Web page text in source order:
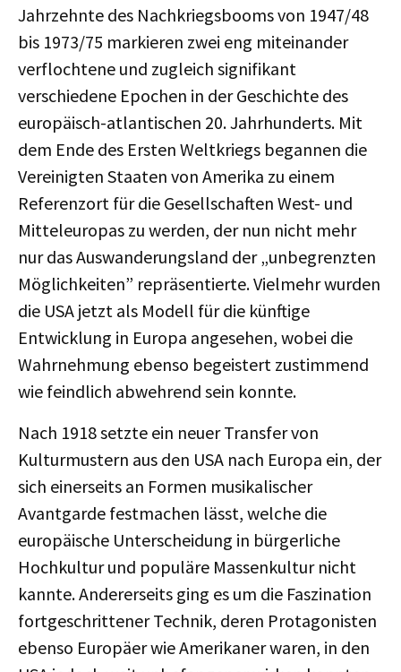
Jahrzehnte des Nachkriegsbooms von 1947/48
bis 1973/75 markieren zwei eng miteinander
verflochtene und zugleich signifikant
verschiedene Epochen in der Geschichte des
europäisch-atlantischen 20. Jahrhunderts. Mit
dem Ende des Ersten Weltkriegs begannen die
Vereinigten Staaten von Amerika zu einem
Referenzort für die Gesellschaften West- und
Mitteleuropas zu werden, der nun nicht mehr
nur das Auswanderungsland der „unbegrenzten
Möglichkeiten” repräsentierte. Vielmehr wurden
die USA jetzt als Modell für die künftige
Entwicklung in Europa angesehen, wobei die
Wahrnehmung ebenso begeistert zustimmend
wie feindlich abwehrend sein konnte.
Nach 1918 setzte ein neuer Transfer von
Kulturmustern aus den USA nach Europa ein, der
sich einerseits an Formen musikalischer
Avantgarde festmachen lässt, welche die
europäische Unterscheidung in bürgerliche
Hochkultur und populäre Massenkultur nicht
kannte. Andererseits ging es um die Faszination
fortgeschrittener Technik, deren Protagonisten
ebenso Europäer wie Amerikaner waren, in den